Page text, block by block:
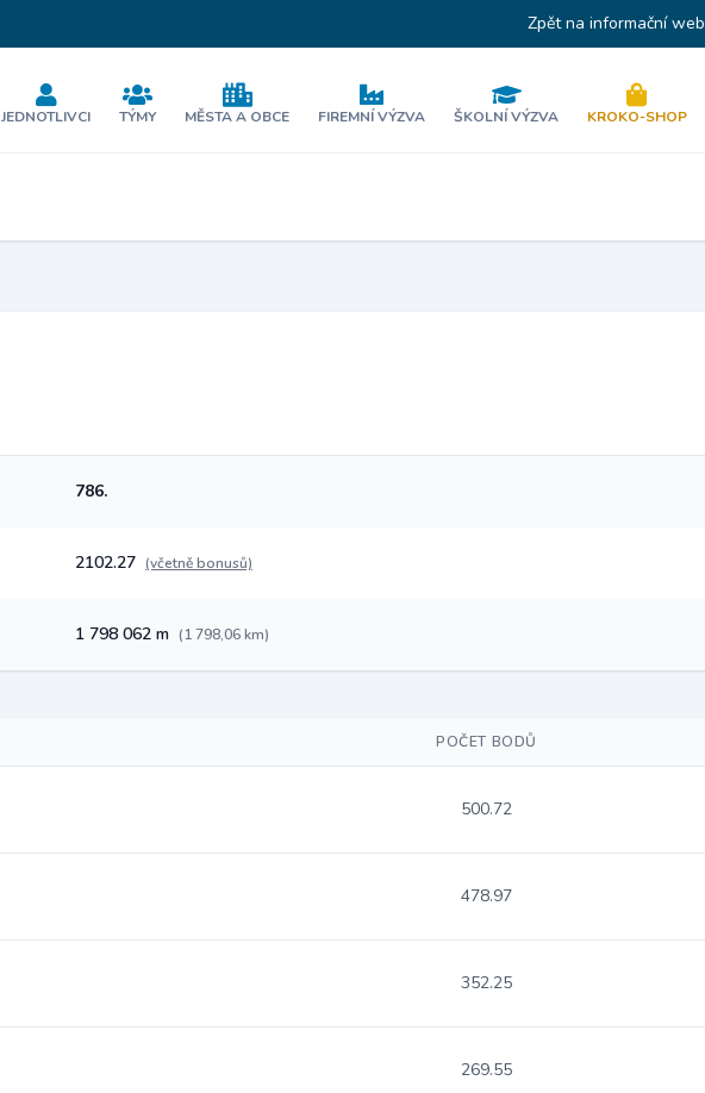
Zpět na informační web
JEDNOTLIVCI TÝMY MĚSTA A OBCE FIREMNÍ VÝZVA ŠKOLNÍ VÝZVA KROKO-SHOP
786.
2102.27 (včetně bonusů)
1 798 062 m (1 798,06 km)
POČET BODŮ
500.72
478.97
352.25
269.55